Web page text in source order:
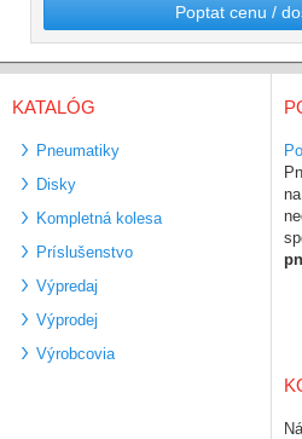
Poptat cenu /
KATALÓG
Pneumatiky
Disky
Kompletná kolesa
Príslušenstvo
Výpredaj
Výprodej
Výrobcovia